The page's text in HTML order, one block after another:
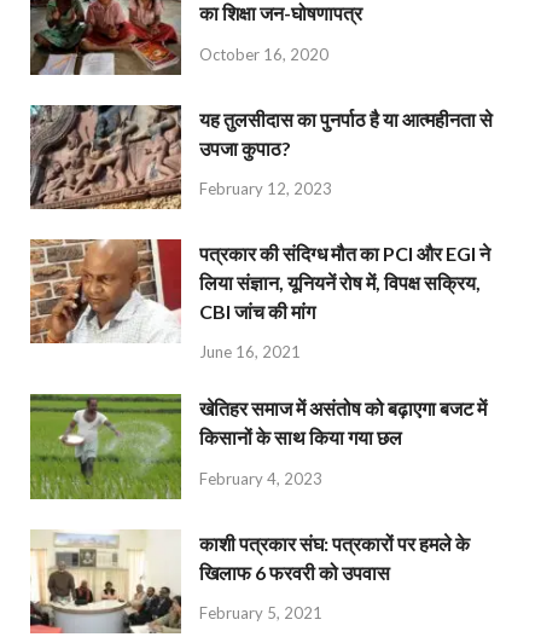
का शिक्षा जन-घोषणापत्र
October 16, 2020
यह तुलसीदास का पुनर्पाठ है या आत्महीनता से
उपजा कुपाठ?
February 12, 2023
पत्रकार की संदिग्ध मौत का PCI और EGI ने
लिया संज्ञान, यूनियनें रोष में, विपक्ष सक्रिय,
CBI जांच की मांग
June 16, 2021
खेतिहर समाज में असंतोष को बढ़ाएगा बजट में
किसानों के साथ किया गया छल
February 4, 2023
काशी पत्रकार संघ: पत्रकारों पर हमले के
खिलाफ 6 फरवरी को उपवास
February 5, 2021